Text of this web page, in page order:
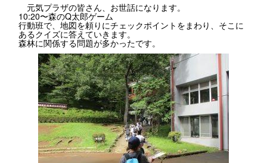
元気プラザの皆さん、お世話になります。
10:20〜森のQ太郎ゲーム
行動班で、地図を頼りにチェックポイントをまわり、そこに
あるクイズに答えていきます。
森林に関係する問題が多かったです。